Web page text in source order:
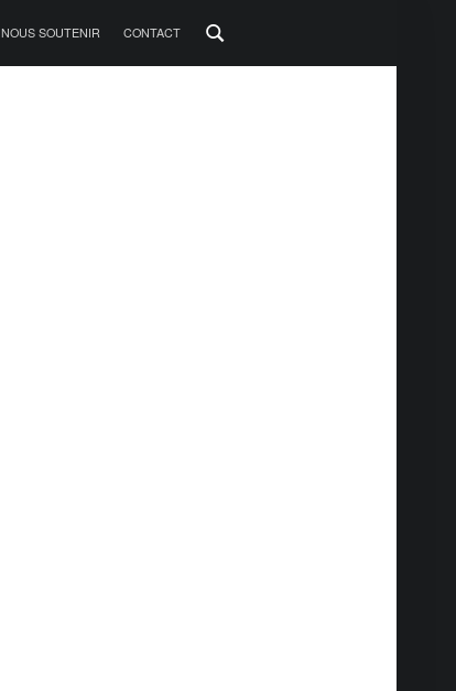
NOUS SOUTENIR CONTACT